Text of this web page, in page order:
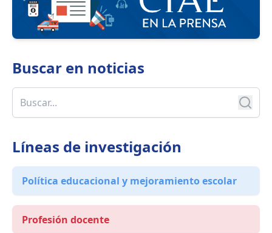
Buscar en noticias
Líneas de investigación
Política educacional y mejoramiento escolar
Profesión docente